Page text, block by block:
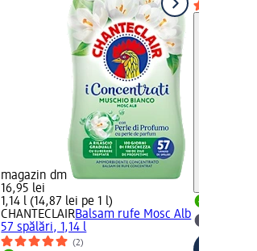
magazin dm
16,95 lei
1,14 l (14,87 lei pe 1 l)
CHANTECLAIRBalsam rufe Mosc Alb
57 spălări, 1,14 l
(2)